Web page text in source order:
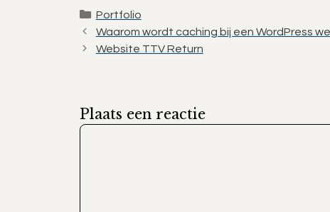
Categorieën
Portfolio
Waarom wordt caching bij een WordPress
Website TTV Return
Plaats een reactie
Reactie